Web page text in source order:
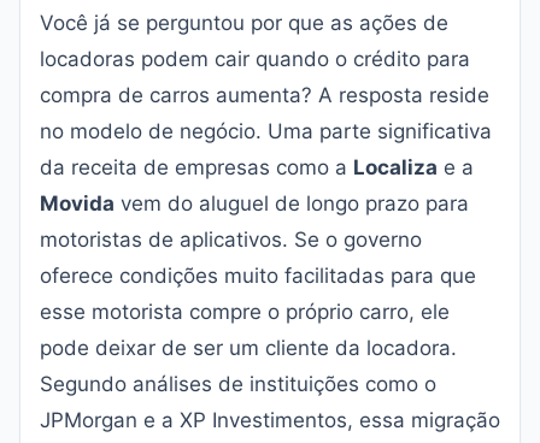
Você já se perguntou por que as ações de
locadoras podem cair quando o crédito para
compra de carros aumenta? A resposta reside
no modelo de negócio. Uma parte significativa
da receita de empresas como a Localiza e a
Movida vem do aluguel de longo prazo para
motoristas de aplicativos. Se o governo
oferece condições muito facilitadas para que
esse motorista compre o próprio carro, ele
pode deixar de ser um cliente da locadora.
Segundo análises de instituições como o
JPMorgan e a XP Investimentos, essa migração